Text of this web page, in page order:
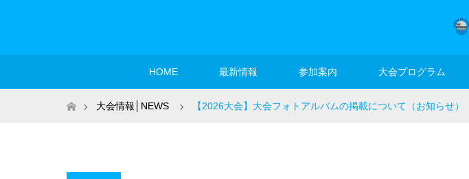
HOME 最新情報 参加案内 大会プログラム
ホーム大会情報│NEWS 【2026大会】大会フォトアルバムの掲載について（お知らせ）